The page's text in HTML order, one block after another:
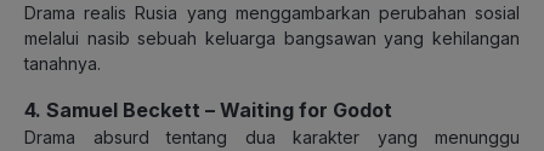
Drama realis Rusia yang menggambarkan perubahan sosial
melalui nasib sebuah keluarga bangsawan yang kehilangan
tanahnya.
4. Samuel Beckett – Waiting for Godot
Drama absurd tentang dua karakter yang menunggu